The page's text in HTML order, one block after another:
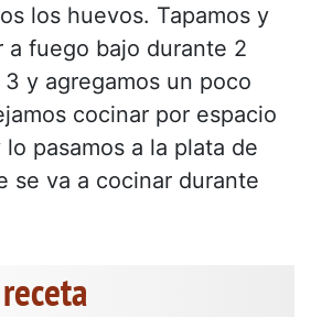
los huevos. Tapamos y
a fuego bajo durante 2
y agregamos un poco
cocinar por espacio
pasamos a la plata de
se va a cocinar durante